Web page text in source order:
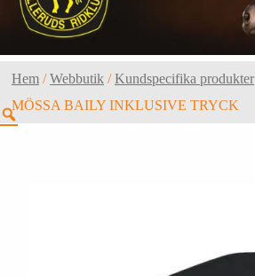
Hem /Webbutik /Kundspecifika produkter
MÖSSA BAILY INKLUSIVE TRYCK